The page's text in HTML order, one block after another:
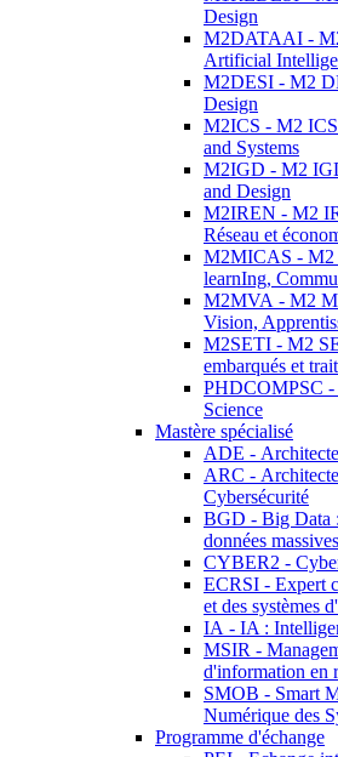
Design
M2DATAAI -
Artificial
M2DESI - M2
Design
M2ICS - M2
and Systems
M2IGD - M2
and Design
M2IREN - M2
Réseau et
M2MICAS - M2
learnIng,
M2MVA - M2
Vision,
M2SETI - M2
embarqués et
PHDCOMPSC -
Science
Mastère spécialisé
ADE -
ARC -
Cybersécurité
BGD - Big Data
données massives
CYBER2 -
ECRSI - Expert
et des systèmes
IA - IA :
MSIR -
d'information en
SMOB - Smart
Numérique des
Programme d'échange